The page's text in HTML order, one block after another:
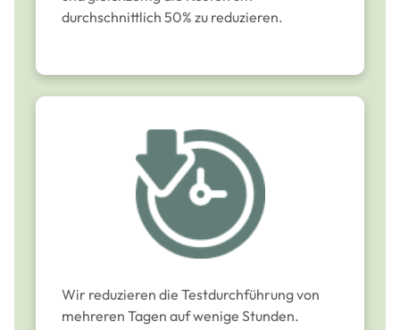
durchschnittlich 50% zu reduzieren.
Wir reduzieren die Testdurchführung von
mehreren Tagen auf wenige Stunden.